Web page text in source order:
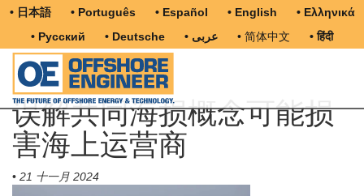
• 日本語 • Português • Español • English
• Ελληνικά
• Русский
• Deutsche • عربى • 简体中文 • हिंदी
误解共同海损概念可能损
害海上运营商
• 21 十一月 2024